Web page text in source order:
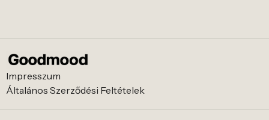
Impresszum
Általános Szerződési Feltételek